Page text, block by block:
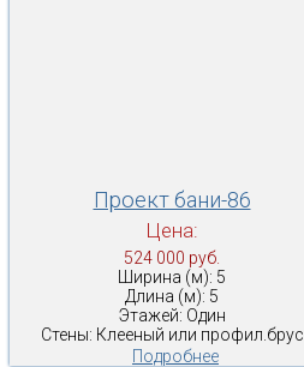
Проект бани-86
Цена:
524 000 руб.
Ширина (м): 5
Длина (м): 5
Этажей: Один
Стены: Клееный или профил.брус
Подробнее